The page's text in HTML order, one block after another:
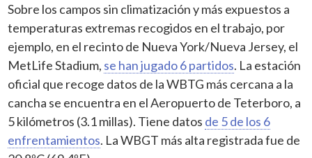
Sobre los campos sin climatización y más expuestos a
temperaturas extremas recogidos en el trabajo, por
ejemplo, en el recinto de Nueva York/Nueva Jersey, el
MetLife Stadium, se han jugado 6 partidos. La estación
oficial que recoge datos de la WBTG más cercana a la
cancha se encuentra en el Aeropuerto de Teterboro, a
5 kilómetros (3.1 millas). Tiene datos de 5 de los 6
enfrentamientos. La WBGT más alta registrada fue de